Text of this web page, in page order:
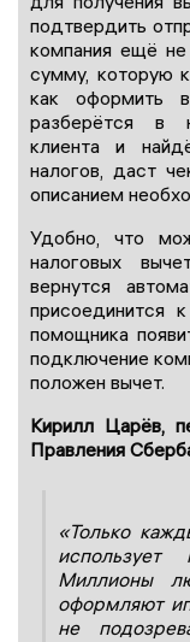
подтвердить
компания ещё не
сумму, которую
как оформить
разберётся в
клиента и
налогов, даст
описанием
Удобно, что
налоговых
вернутся
присоединится
помощника
подключение
положен вычет.
Кирилл Царёв,
Правления
«Только
Миллионы
оформляют
не